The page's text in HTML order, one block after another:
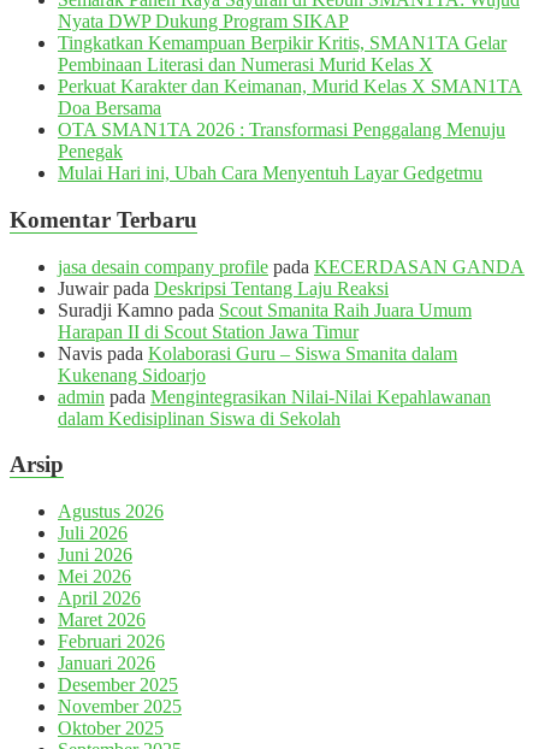
Nyata DWP Dukung Program SIKAP
Tingkatkan Kemampuan Berpikir Kritis, SMAN1TA Gelar
Pembinaan Literasi dan Numerasi Murid Kelas X
Perkuat Karakter dan Keimanan, Murid Kelas X SMAN1TA
Doa Bersama
OTA SMAN1TA 2026 : Transformasi Penggalang Menuju
Penegak
Mulai Hari ini, Ubah Cara Menyentuh Layar Gedgetmu
Komentar Terbaru
jasa desain company profile pada KECERDASAN GANDA
Juwairpada Deskripsi Tentang Laju Reaksi
Suradji Kamno pada Scout Smanita Raih Juara Umum
Harapan II di Scout Station Jawa Timur
Navis pada Kolaborasi Guru – Siswa Smanita dalam
Kukenang Sidoarjo
admin pada Mengintegrasikan Nilai-Nilai Kepahlawanan
dalam Kedisiplinan Siswa di Sekolah
Arsip
Agustus 2026
Juli 2026
Juni 2026
Mei 2026
April 2026
Maret 2026
Februari 2026
Januari 2026
Desember 2025
November 2025
Oktober 2025